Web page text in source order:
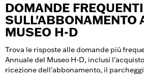
DOMANDE FREQUENTI
SULL'ABBONAMENTO
MUSEO H-D
Trova le risposte alle domande più
Annuale del Museo H-D, inclusi
ricezione dell'abbonamento, il